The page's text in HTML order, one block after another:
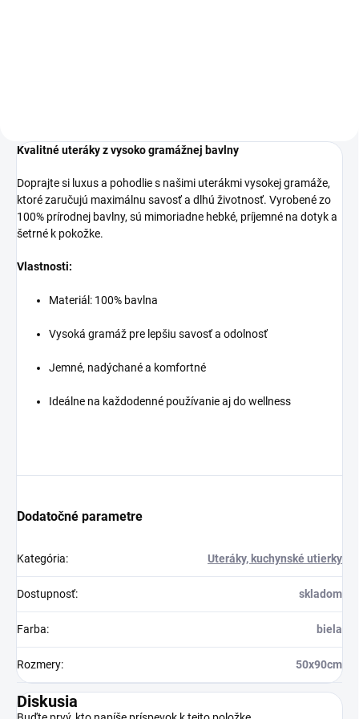
Kvalitné uteráky z vysoko gramážnej bavlny
Doprajte si luxus a pohodlie s našimi uterákmi vysokej gramáže,
ktoré zaručujú maximálnu savosť a dlhú životnosť. Vyrobené zo
100% prírodnej bavlny, sú mimoriadne hebké, príjemné na dotyk a
šetrné k pokožke.
Vlastnosti:
Materiál: 100% bavlna
Vysoká gramáž pre lepšiu savosť a odolnosť
Jemné, nadýchané a komfortné
Ideálne na každodenné používanie aj do wellness
Dodatočné parametre
Kategória: Uteráky, kuchynské utierky
Dostupnosť: skladom
Farba: biela
Rozmery: 50x90cm
Diskusia